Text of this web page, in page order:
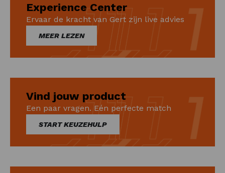
Experience Center
Ervaar de kracht van Gert zijn live advies
MEER LEZEN
Vind jouw product
Een paar vragen. Eén perfecte match
START KEUZEHULP